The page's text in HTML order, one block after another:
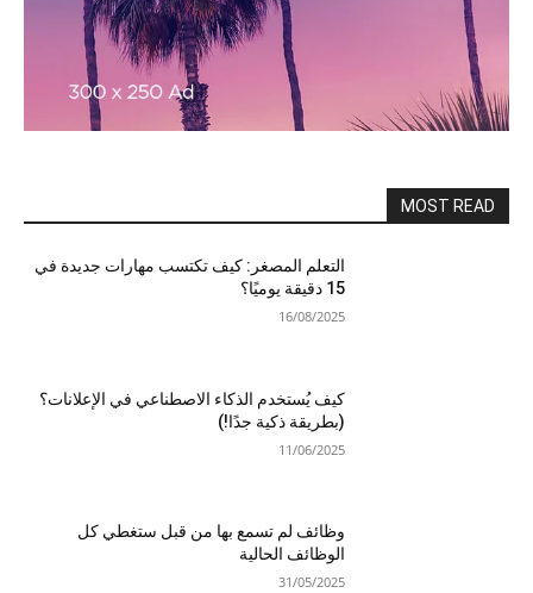
MOST READ
التعلم المصغر: كيف تكتسب مهارات جديدة في
15 دقيقة يوميًا؟
16/08/2025
كيف يُستخدم الذكاء الاصطناعي في الإعلانات؟
(بطريقة ذكية جدًا!)
11/06/2025
وظائف لم تسمع بها من قبل ستغطي كل
الوظائف الحالية
31/05/2025